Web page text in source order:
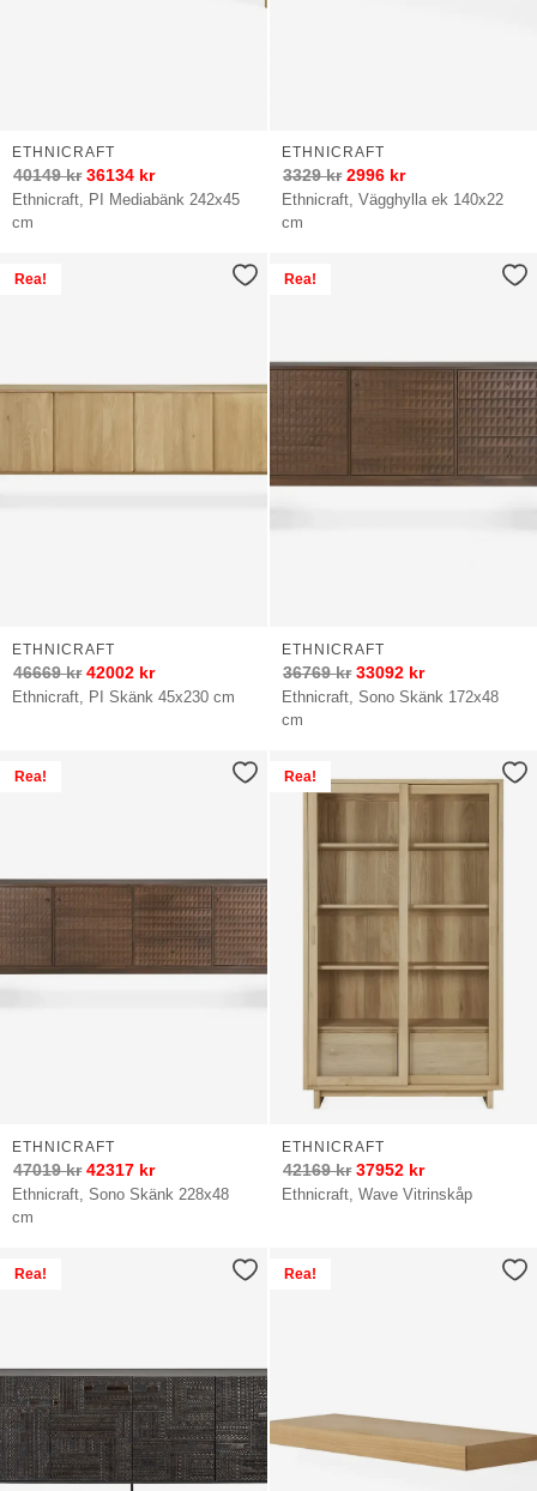
Ethnicraft, PI Mediabänk 242x45
cm
ETHNICRAFT
40149kr 36134 kr
Ethnicraft, Vägghylla ek 140x22
cm
ETHNICRAFT
3329kr 2996 kr
Rea!
Ethnicraft, PI Skänk 45x230 cm
ETHNICRAFT
46669kr 42002 kr
Rea!
Ethnicraft, Sono Skänk 172x48
cm
ETHNICRAFT
36769kr 33092 kr
Rea!
Ethnicraft, Sono Skänk 228x48
cm
ETHNICRAFT
47019kr 42317 kr
Rea!
Ethnicraft, Wave Vitrinskåp
ETHNICRAFT
42169kr 37952 kr
Rea! Rea!